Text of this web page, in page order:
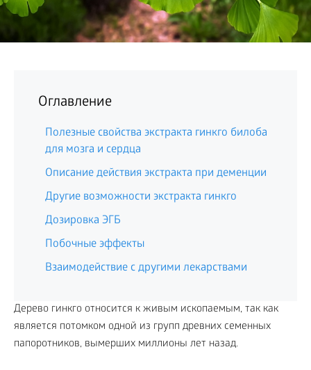
Оглавление
Полезные свойства экстракта гинкго билоба
для мозга и сердца
Описание действия экстракта при деменции
Другие возможности экстракта гинкго
Дозировка ЭГБ
Побочные эффекты
Взаимодействие с другими лекарствами
Дерево гинкго относится к живым ископаемым, так как
является потомком одной из групп древних семенных
папоротников, вымерших миллионы лет назад.